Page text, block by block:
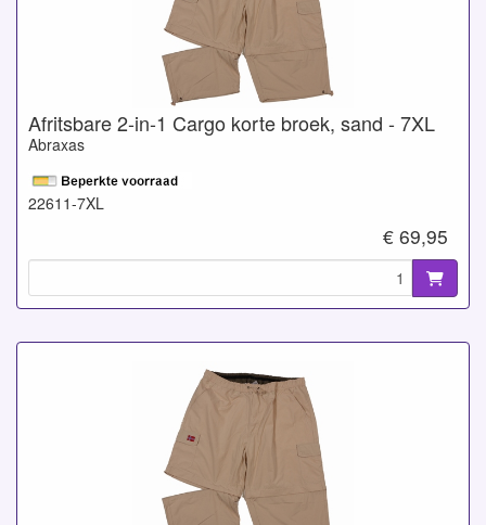
Afritsbare 2-in-1 Cargo korte broek, sand - 7XL
Abraxas
22611-7XL
€ 69,95